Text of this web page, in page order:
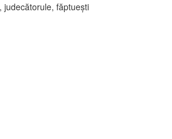
judecătorule, făptueşti